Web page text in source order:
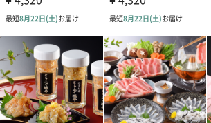
9.0ｃｍ
内容量
とらふぐ刺身15g×2、とらふぐ
（刺身用11～15尾）200g、ふ
じおろし10g×4、とらふぐヒレ
賞味期限
冷凍90日